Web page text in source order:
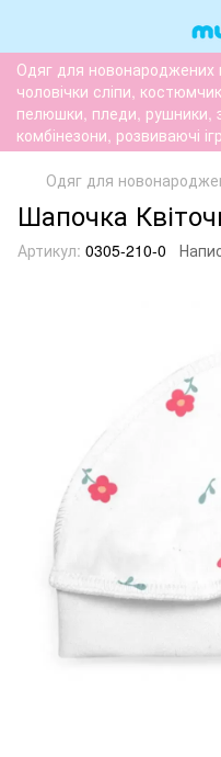
Одяг для новонароджених
чоловічки сліпи,
пелюшки, пледи, рушники,
комбінезони, розвиваючі
Одяг для
Шапочка
Артикул: 0305-210-0